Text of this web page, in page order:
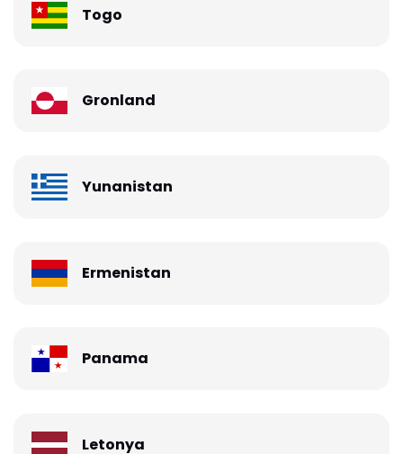
Togo
Gronland
Yunanistan
Ermenistan
Panama
Letonya